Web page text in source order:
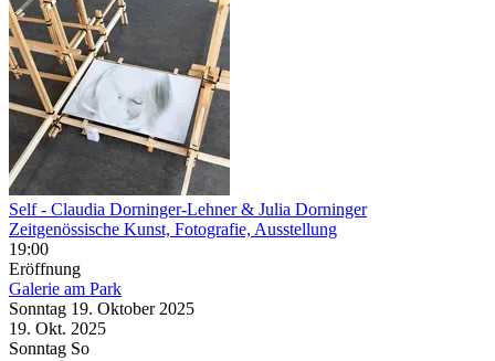
Self- Claudia Dorninger-Lehner & Julia Dorninger
Zeitgenössische Kunst, Fotografie, Ausstellung
19:00
Eröffnung
Galerie am Park
Sonntag 19. Oktober2025
19. Okt. 2025
Sonntag So